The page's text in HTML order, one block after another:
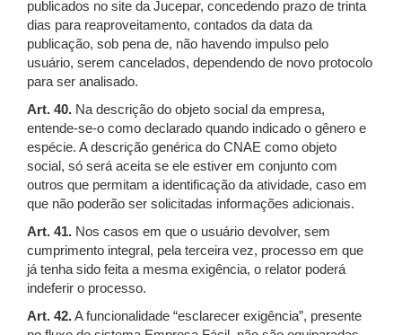
publicados no site da Jucepar, concedendo prazo de trinta
dias para reaproveitamento, contados da data da
publicação, sob pena de, não havendo impulso pelo
usuário, serem cancelados, dependendo de novo protocolo
para ser analisado.
Art. 40. Na descrição do objeto social da empresa,
entende-se-o como declarado quando indicado o gênero e
espécie. A descrição genérica do CNAE como objeto
social, só será aceita se ele estiver em conjunto com
outros que permitam a identificação da atividade, caso em
que não poderão ser solicitadas informações adicionais.
Art. 41. Nos casos em que o usuário devolver, sem
cumprimento integral, pela terceira vez, processo em que
já tenha sido feita a mesma exigência, o relator poderá
indeferir o processo.
Art. 42.A funcionalidade “esclarecer exigência”, presente